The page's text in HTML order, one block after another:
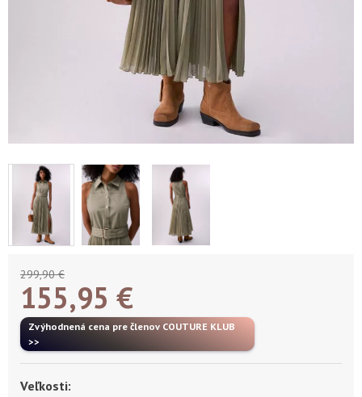
299,90 €
155,95 €
Zvýhodnená cena pre členov COUTURE KLUB
>>
Veľkosti: